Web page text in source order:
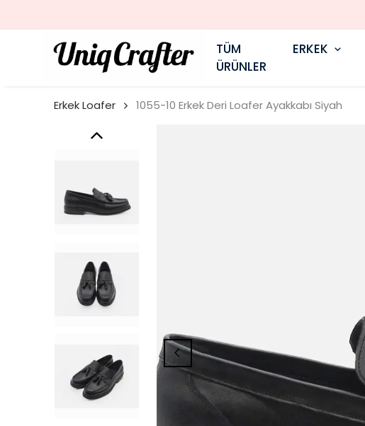
TÜM
ÜRÜNLER
ERKEK
Erkek Loafer 1055-10 Erkek Deri Loafer Ayakkabı Siyah